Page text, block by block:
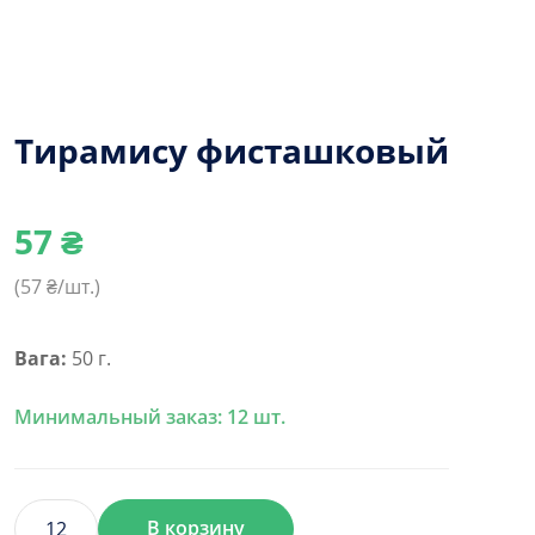
Тирамису фисташковый
57 ₴
(57₴/шт.)
Вага: 50 г.
Минимальный заказ: 12 шт.
В корзину